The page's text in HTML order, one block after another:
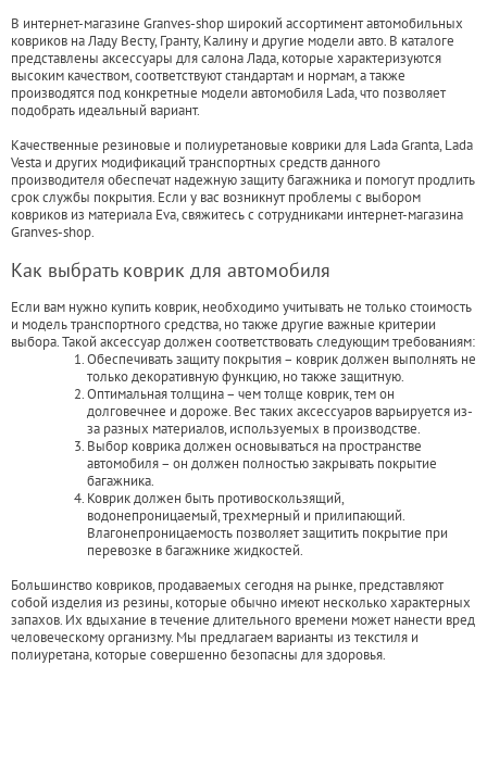
В интернет-магазине Granves-shop широкий ассортимент автомобильных
ковриков на Ладу Весту, Гранту, Калину и другие модели авто. В каталоге
представлены аксессуары для салона Лада, которые характеризуются
высоким качеством, соответствуют стандартам и нормам, а также
производятся под конкретные модели автомобиля Lada, что позволяет
подобрать идеальный вариант.
Качественные резиновые и полиуретановые коврики для Lada Granta, Lada
Vesta и других модификаций транспортных средств данного
производителя обеспечат надежную защиту багажника и помогут продлить
срок службы покрытия. Если у вас возникнут проблемы с выбором
ковриков из материала Eva, свяжитесь с сотрудниками интернет-магазина
Granves-shop.
Как выбрать коврик для автомобиля
Если вам нужно купить коврик, необходимо учитывать не только стоимость
и модель транспортного средства, но также другие важные критерии
выбора. Такой аксессуар должен соответствовать следующим требованиям:
Обеспечивать защиту покрытия – коврик должен выполнять не
только декоративную функцию, но также защитную.
Оптимальная толщина – чем толще коврик, тем он
долговечнее и дороже. Вес таких аксессуаров варьируется из-
за разных материалов, используемых в производстве.
Выбор коврика должен основываться на пространстве
автомобиля – он должен полностью закрывать покрытие
багажника.
Коврик должен быть противоскользящий,
водонепроницаемый, трехмерный и прилипающий.
Влагонепроницаемость позволяет защитить покрытие при
перевозке в багажнике жидкостей.
Большинство ковриков, продаваемых сегодня на рынке, представляют
собой изделия из резины, которые обычно имеют несколько характерных
запахов. Их вдыхание в течение длительного времени может нанести вред
человеческому организму. Мы предлагаем варианты из текстиля и
полиуретана, которые совершенно безопасны для здоровья.